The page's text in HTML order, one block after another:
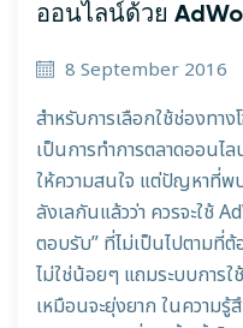
ออนไลน์ด้วย
8 September 2016
สำหรับการเลือกใช้ช่องทา
เป็นการทำการตลาดออน
ให้ความสนใจ แต่ปัญหาที่พ
ลังเลกันแล้วว่า ควรจะใช้
ตอบรับ” ที่ไม่เป็นไปตามที่
ไม่ใช่น้อยๆ แถมระบบการ
เหมือนจะยุ่งยาก ในความ